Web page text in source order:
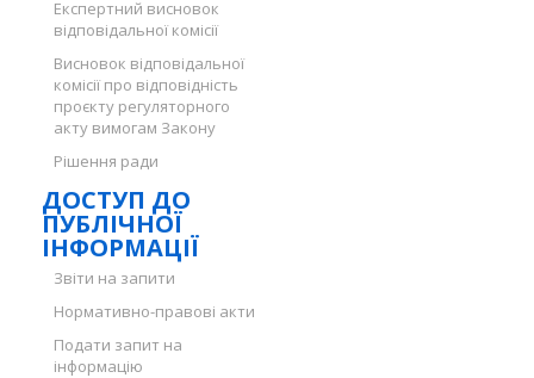
Експертний висновок
відповідальної комісії
Висновок відповідальної
комісії про відповідність
проєкту регуляторного
акту вимогам Закону
Рішення ради
ДОСТУП ДО
ПУБЛІЧНОЇ
ІНФОРМАЦІЇ
Звіти на запити
Нормативно-правові акти
Подати запит на
інформацію